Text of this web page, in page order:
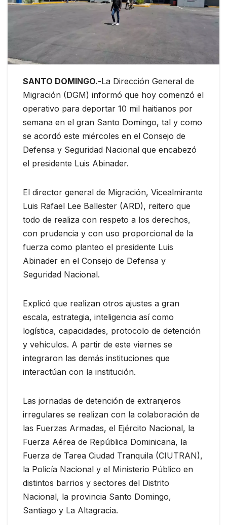
SANTO DOMINGO.-La Dirección General de
Migración (DGM) informó que hoy comenzó el
operativo para deportar 10 mil haitianos por
semana en el gran Santo Domingo, tal y como
se acordó este miércoles en el Consejo de
Defensa y Seguridad Nacional que encabezó
el presidente Luis Abinader.
El director general de Migración, Vicealmirante
Luis Rafael Lee Ballester (ARD), reitero que
todo de realiza con respeto a los derechos,
con prudencia y con uso proporcional de la
fuerza como planteo el presidente Luis
Abinader en el Consejo de Defensa y
Seguridad Nacional.
Explicó que realizan otros ajustes a gran
escala, estrategia, inteligencia así como
logística, capacidades, protocolo de detención
y vehículos. A partir de este viernes se
integraron las demás instituciones que
interactúan con la institución.
Las jornadas de detención de extranjeros
irregulares se realizan con la colaboración de
las Fuerzas Armadas, el Ejército Nacional, la
Fuerza Aérea de República Dominicana, la
Fuerza de Tarea Ciudad Tranquila (CIUTRAN),
la Policía Nacional y el Ministerio Público en
distintos barrios y sectores del Distrito
Nacional, la provincia Santo Domingo,
Santiago y La Altagracia.